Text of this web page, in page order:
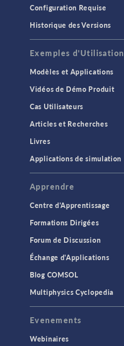
Configuration Requise
Historique des Versions
Exemples d'Utilisation
Modèles et Applications
Vidéos de Démo Produit
Cas Utilisateurs
Articles et Recherches
Livres
Applications de simulation
Apprendre
Centre d'Apprentissage
Formations Dirigées
Forum de Discussion
Échange d'Applications
Blog COMSOL
Multiphysics Cyclopedia
Evenements
Webinaires